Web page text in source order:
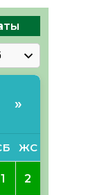
»
ЖС
1 2